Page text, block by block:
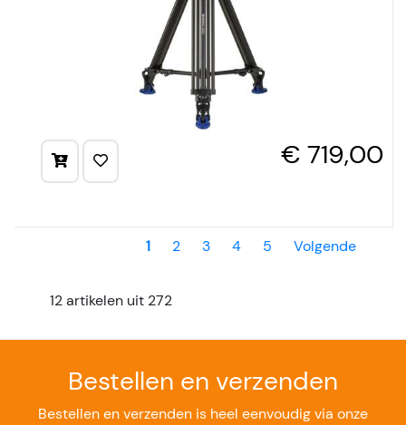
€ 719,00
1 2 3 4 5 Volgende
12 artikelen uit 272
Bestellen en verzenden
Bestellen en verzenden is heel eenvoudig via onze